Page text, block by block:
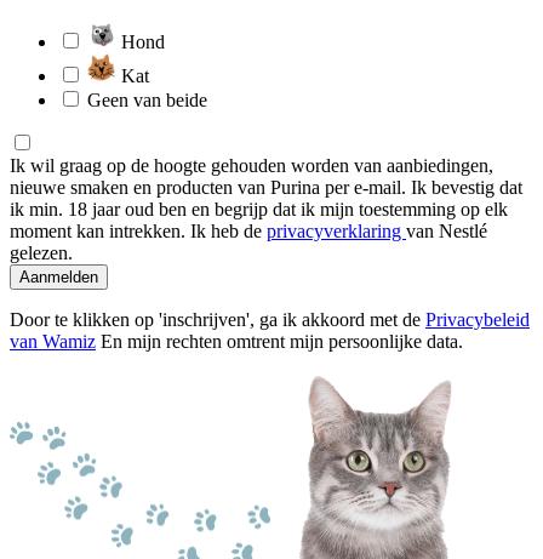
Hond
Kat
Geen van beide
Ik wil graag op de hoogte gehouden worden van aanbiedingen,
nieuwe smaken en producten van Purina per e-mail. Ik bevestig dat
ik min. 18 jaar oud ben en begrijp dat ik mijn toestemming op elk
moment kan intrekken. Ik heb de privacyverklaring van Nestlé
gelezen.
Aanmelden
Door te klikken op 'inschrijven', ga ik akkoord met de Privacybeleid
van Wamiz En mijn rechten omtrent mijn persoonlijke data.